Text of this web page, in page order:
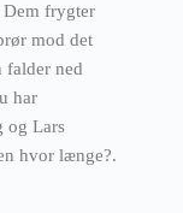
Dem frygter
mod det
falder ned
har
og Lars
hvor længe?.